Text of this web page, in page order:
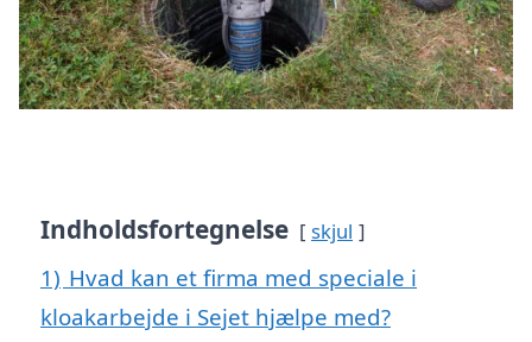
Indholdsfortegnelse skjul
1) Hvad kan et firma med speciale i
kloakarbejde i Sejet hjælpe med?